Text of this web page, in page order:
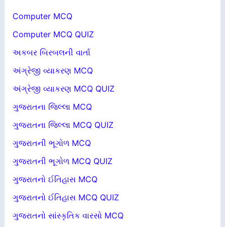
Computer MCQ
Computer MCQ QUIZ
અકબર બિરબલની વાર્તા
અંગ્રેજી વ્યાકરણ MCQ
અંગ્રેજી વ્યાકરણ MCQ QUIZ
ગુજરાતના જિલ્લા MCQ
ગુજરાતના જિલ્લા MCQ QUIZ
ગુજરાતની ભૂગોળ MCQ
ગુજરાતની ભૂગોળ MCQ QUIZ
ગુજરાતનો ઈતિહાસ MCQ
ગુજરાતનો ઈતિહાસ MCQ QUIZ
ગુજરાતનો સાંસ્કૃતિક વારસો MCQ